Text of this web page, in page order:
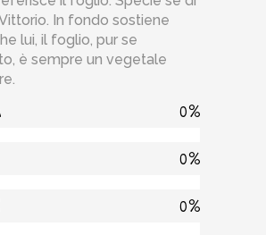
In fondo sostiene
lui, il foglio, pur se
è sempre un vegetale
0
0
0